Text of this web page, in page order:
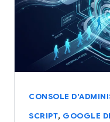
CONSOLE
SCRIPT, GOOGLE